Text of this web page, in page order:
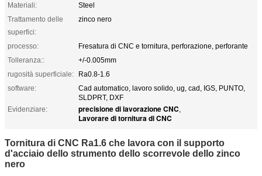
Materiali:
Steel
Trattamento delle
superfici:
zinco nero
processo:
Fresatura di CNC e tornitura, perforazione, perforante
Tolleranza::
+/-0.005mm
rugosità superficiale:
Ra0.8-1.6
software:
Cad automatico, lavoro solido, ug, cad, IGS, PUNTO,
SLDPRT, DXF
Evidenziare:
precisione di lavorazione CNC,
Lavorare di tornitura di CNC
Tornitura di CNC Ra1.6 che lavora con il supporto
d'acciaio dello strumento dello scorrevole dello zinco
nero